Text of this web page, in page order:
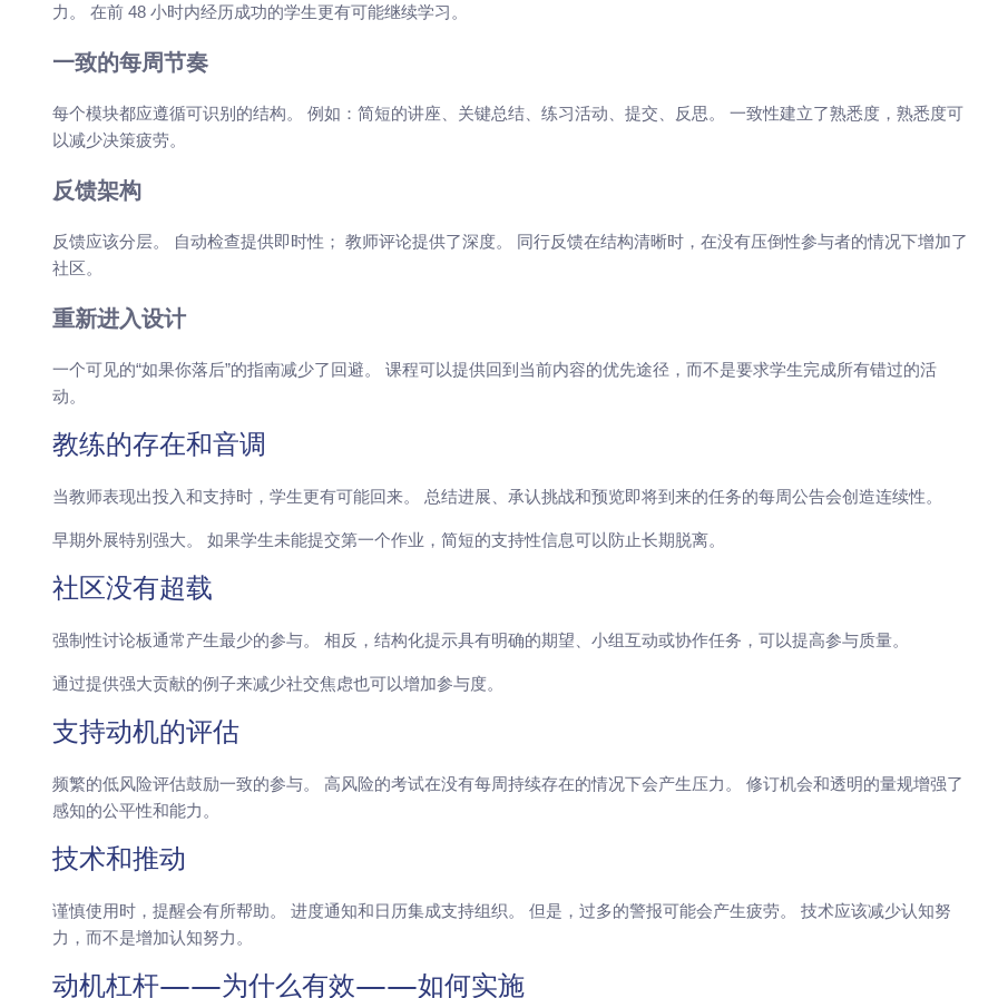
力。 在前 48 小时内经历成功的学生更有可能继续学习。
一致的每周节奏
每个模块都应遵循可识别的结构。 例如：简短的讲座、关键总结、练习活动、提交、反思。 一致性建立了熟悉度，熟悉度可
以减少决策疲劳。
反馈架构
反馈应该分层。 自动检查提供即时性； 教师评论提供了深度。 同行反馈在结构清晰时，在没有压倒性参与者的情况下增加了
社区。
重新进入设计
一个可见的“如果你落后”的指南减少了回避。 课程可以提供回到当前内容的优先途径，而不是要求学生完成所有错过的活
动。
教练的存在和音调
当教师表现出投入和支持时，学生更有可能回来。 总结进展、承认挑战和预览即将到来的任务的每周公告会创造连续性。
早期外展特别强大。 如果学生未能提交第一个作业，简短的支持性信息可以防止长期脱离。
社区没有超载
强制性讨论板通常产生最少的参与。 相反，结构化提示具有明确的期望、小组互动或协作任务，可以提高参与质量。
通过提供强大贡献的例子来减少社交焦虑也可以增加参与度。
支持动机的评估
频繁的低风险评估鼓励一致的参与。 高风险的考试在没有每周持续存在的情况下会产生压力。 修订机会和透明的量规增强了
感知的公平性和能力。
技术和推动
谨慎使用时，提醒会有所帮助。 进度通知和日历集成支持组织。 但是，过多的警报可能会产生疲劳。 技术应该减少认知努
力，而不是增加认知努力。
动机杠杆——为什么有效——如何实施